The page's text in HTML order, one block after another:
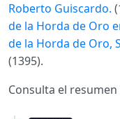
Roberto Guiscardo.
de la Horda de Oro
de la Horda de Oro,
(1395).
Consulta el